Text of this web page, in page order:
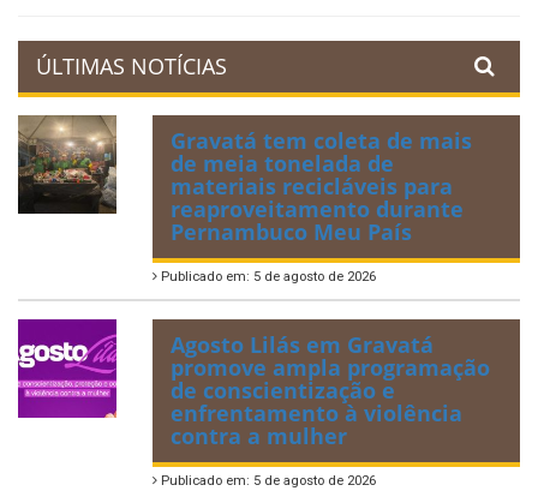
ÚLTIMAS NOTÍCIAS
Gravatá tem coleta de mais
de meia tonelada de
materiais recicláveis para
reaproveitamento durante
Pernambuco Meu País
Publicado em: 5 de agosto de 2026
Agosto Lilás em Gravatá
promove ampla programação
de conscientização e
enfrentamento à violência
contra a mulher
Publicado em: 5 de agosto de 2026